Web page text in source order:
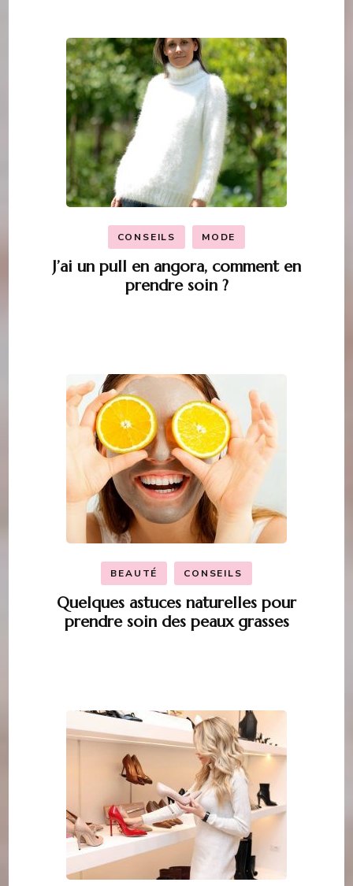
CONSEILS MODE
J’ai un pull en angora, comment en
prendre soin ?
BEAUTÉ CONSEILS
Quelques astuces naturelles pour
prendre soin des peaux grasses